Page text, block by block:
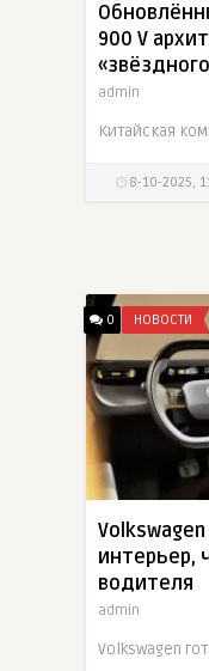
900 V
admin
8-10-2025,
0 НОВОСТИ
интерьер,
водителя
admin